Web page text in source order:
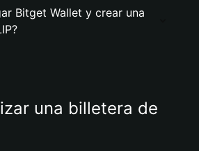
Bitget Wallet y crear una
una billetera de